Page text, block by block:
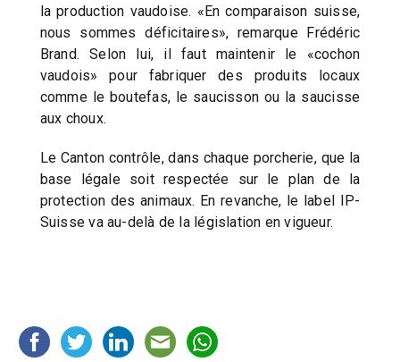
la production vaudoise. «En comparaison suisse,
nous sommes déficitaires», remarque Frédéric
Brand. Selon lui, il faut maintenir le «cochon
vaudois» pour fabriquer des produits locaux
comme le boutefas, le saucisson ou la saucisse
aux choux.
Le Canton contrôle, dans chaque porcherie, que la
base légale soit respectée sur le plan de la
protection des animaux. En revanche, le label IP-
Suisse va au-delà de la législation en vigueur.